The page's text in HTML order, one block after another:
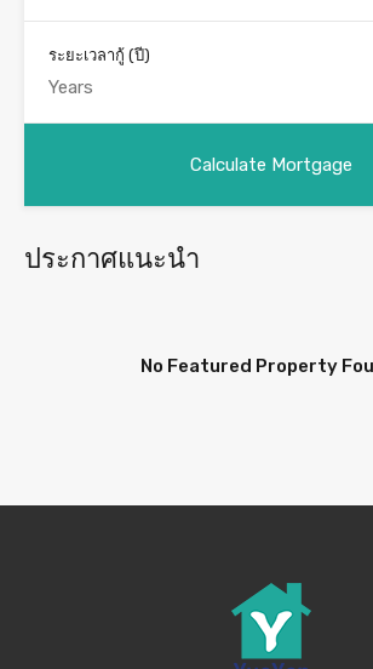
ระยะเวลากู้ (ปี)
ประกาศแนะนำ
No Featured Property